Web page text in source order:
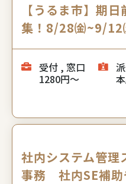
【うるま市】期
集！8/28㈮~9/12
受付 , 窓口
1280円～
社内システム管
事務 社内SE補助